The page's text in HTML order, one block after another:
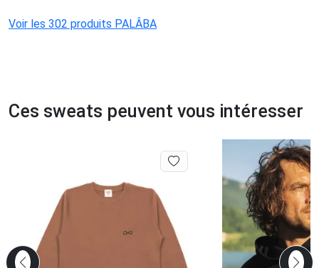
Voir les 302 produits PALÂBA
Ces sweats peuvent vous intéresser